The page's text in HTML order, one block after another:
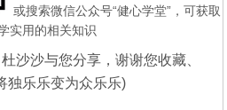
或搜索微信公众号“健心学堂”，可获取
实用的相关知识
杜沙沙与您分享，谢谢您收藏、
独乐乐变为众乐乐)